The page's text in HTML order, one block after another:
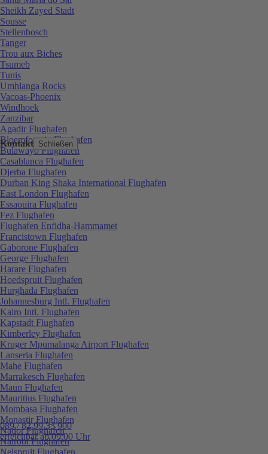
Kontakt Schließen
089 / 82 99 33 900
erreichbar ab 09:00 Uhr
Sheikh Zayed Stadt
Sousse
Stellenbosch
Tanger
Trou aux Biches
Tsumeb
Tunis
Umhlanga Rocks
Vacoas-Phoenix
Windhoek
Zanzibar
Agadir Flughafen
Bloemfontein Flughafen
Bulawayo Flughafen
Casablanca Flughafen
Djerba Flughafen
Durban King Shaka International Flughafen
East London Flughafen
Essaouira Flughafen
Fez Flughafen
Flughafen Enfidha-Hammamet
Francistown Flughafen
Gaborone Flughafen
George Flughafen
Harare Flughafen
Hoedspruit Flughafen
Hurghada Flughafen
Johannesburg Intl. Flughafen
Kairo Intl. Flughafen
Kapstadt Flughafen
Kimberley Flughafen
Kruger Mpumalanga Airport Flughafen
Lanseria Flughafen
Mahe Flughafen
Marrakesch Flughafen
Maun Flughafen
Mauritius Flughafen
Mombasa Flughafen
Monastir Flughafen
Nador Flughafen
Nairobi Flughafen
Nelspruit Flughafen